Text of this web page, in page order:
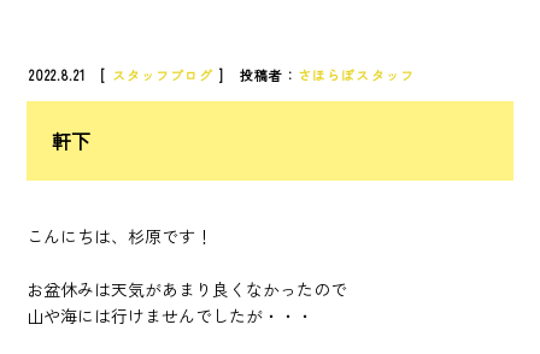
2022.8.21 [ スタッフブログ ] 投稿者： さほらぼスタッフ
軒下
こんにちは、杉原です！
お盆休みは天気があまり良くなかったので
山や海には行けませんでしたが・・・